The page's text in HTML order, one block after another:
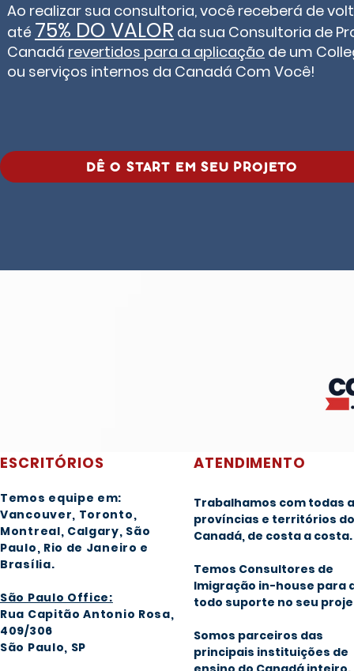
Ao realizar sua consultoria, você receberá de
até 75% DO VALOR da sua Consultoria de
Canadá revertidos para a aplicação de um
ou serviços internos da Canadá Com Você!
DÊ O START EM SEU PROJETO
ESCRITÓRIOS
Temos equipe em:
Vancouver, Toronto,
Montreal, Calgary, São
Paulo, Rio de Janeiro e
Brasília.
São Paulo Office:
Rua Capitão Antonio Rosa,
409/306
São Paulo, SP
ATENDIMENTO
Trabalhamos com todas
províncias e territórios do
Canadá, de costa a costa.
Temos Consultores de
Imigração in-house para
todo suporte no seu
Somos parceiros das
principais instituições de